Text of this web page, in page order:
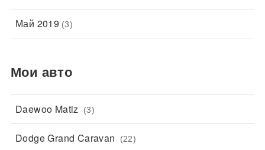
Май 2019 (3)
Мои авто
Daewoo Matiz (3)
Dodge Grand Caravan (22)